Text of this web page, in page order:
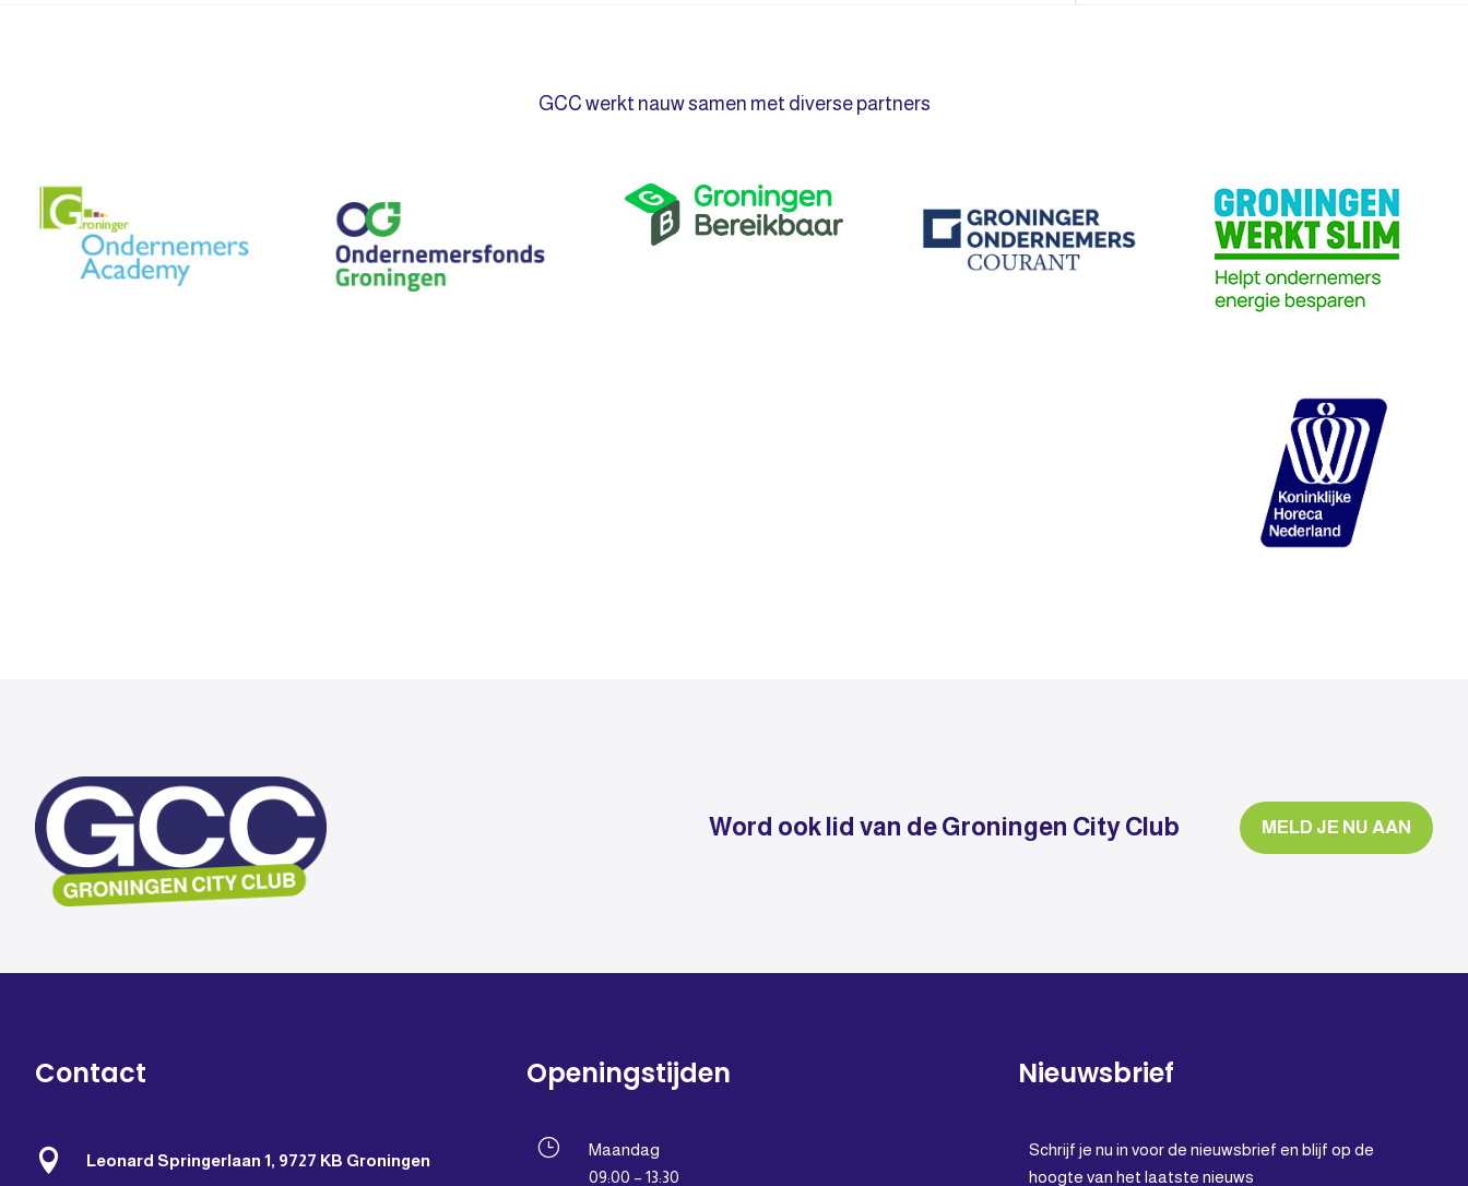
GCC werkt nauw samen met diverse partners
Word ook lid van de Groningen City Club MELD JE NU AAN
Contact
 Leonard Springerlaan 1, 9727 KB Groningen
Openingstijden
}
Maandag
09:00 – 13:30
Nieuwsbrief
Schrijf je nu in voor de nieuwsbrief en blijf op de
hoogte van het laatste nieuws